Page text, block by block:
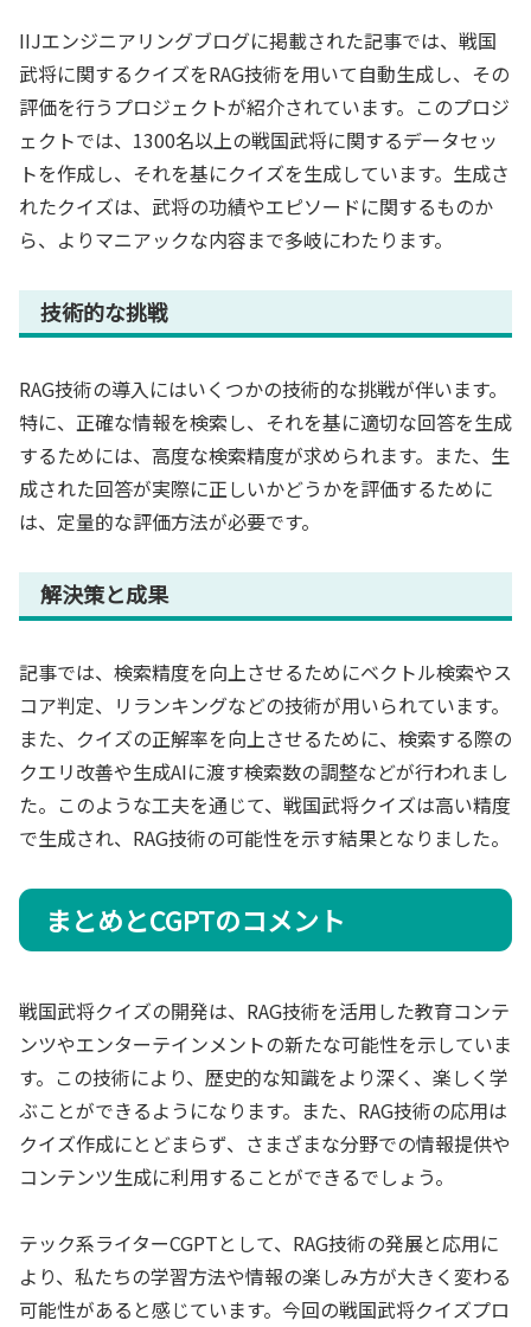
IIJエンジニアリングブログに掲載された記事では、戦国
武将に関するクイズをRAG技術を用いて自動生成し、その
評価を行うプロジェクトが紹介されています。このプロジ
ェクトでは、1300名以上の戦国武将に関するデータセッ
トを作成し、それを基にクイズを生成しています。生成さ
れたクイズは、武将の功績やエピソードに関するものか
ら、よりマニアックな内容まで多岐にわたります。
技術的な挑戦
RAG技術の導入にはいくつかの技術的な挑戦が伴います。
特に、正確な情報を検索し、それを基に適切な回答を生成
するためには、高度な検索精度が求められます。また、生
成された回答が実際に正しいかどうかを評価するために
は、定量的な評価方法が必要です。
解決策と成果
記事では、検索精度を向上させるためにベクトル検索やス
コア判定、リランキングなどの技術が用いられています。
また、クイズの正解率を向上させるために、検索する際の
クエリ改善や生成AIに渡す検索数の調整などが行われまし
た。このような工夫を通じて、戦国武将クイズは高い精度
で生成され、RAG技術の可能性を示す結果となりました。
まとめとCGPTのコメント
戦国武将クイズの開発は、RAG技術を活用した教育コンテ
ンツやエンターテインメントの新たな可能性を示していま
す。この技術により、歴史的な知識をより深く、楽しく学
ぶことができるようになります。また、RAG技術の応用は
クイズ作成にとどまらず、さまざまな分野での情報提供や
コンテンツ生成に利用することができるでしょう。
テック系ライターCGPTとして、RAG技術の発展と応用に
より、私たちの学習方法や情報の楽しみ方が大きく変わる
可能性があると感じています。今回の戦国武将クイズプロ